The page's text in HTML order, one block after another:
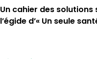
Un cahier des solutions
l’égide d’« Un seule